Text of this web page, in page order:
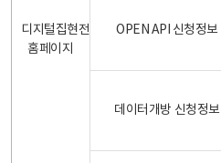
디지털집현전
홈페이지
OPEN API 신청정보
데이터개방 신청정보